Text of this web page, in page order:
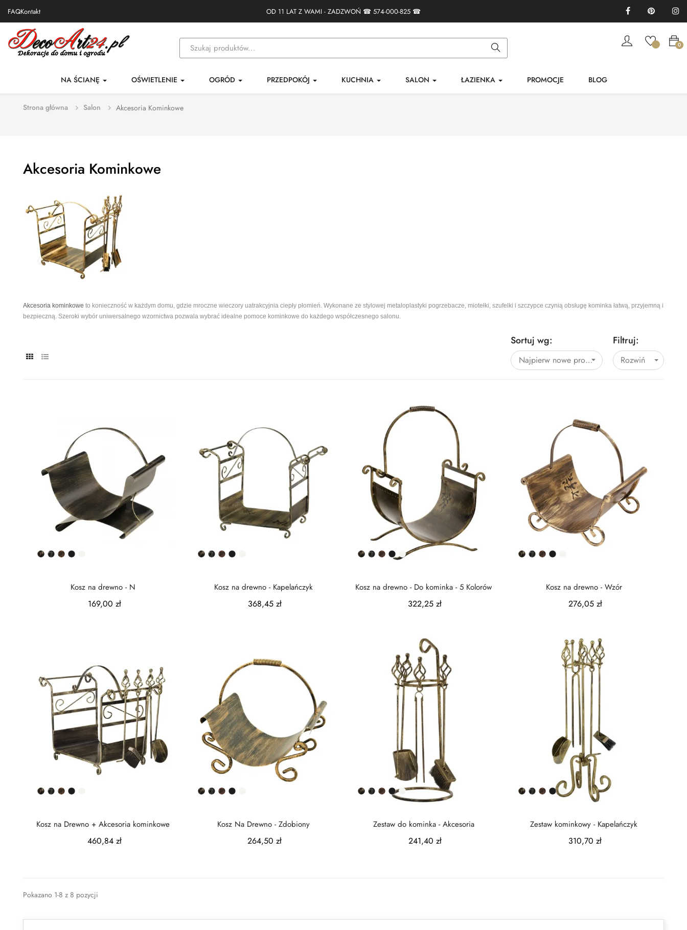
FAQKontakt OD 11 LAT Z WAMI - ZADZWOŃ ☎ 574-000-825 ☎ FacebookPinterest
0
NA ŚCIANĘ OŚWIETLENIE OGRÓD PRZEDPOKÓJ KUCHNIA SALON ŁAZIENKA PROMOCJE BLOG
Strona główna Salon Akcesoria Kominkowe
Akcesoria Kominkowe
Akcesoria kominkowe to konieczność w każdym domu, gdzie mroczne wieczory uatrakcyjnia ciepły płomień. Wykonane ze stylowej metaloplastyki pogrzebacze, miotełki, szufelki i szczypce czynią obsługę kominka łatwą, przyjemną i
bezpieczną. Szeroki wybór uniwersalnego wzornictwa pozwala wybrać idealne pomoce kominkowe do każdego współczesnego salonu.
Sortuj wg:
Najpierw nowe produkty

Filtruj:
Rozwiń
ZłotaSrebrnaMiedziana
Czarny
Kosz na drewno - N
169,00 zł
ZłotaSrebrnaMiedziana
Czarny
Kosz na drewno - Kapelańczyk
368,45 zł
ZłotaSrebrna
Miedziana
Czarny
Biały
Kosz na drewno - Do kominka - 5 Kolorów
322,25 zł
ZłotaSrebrnaMiedziana
Czarny
Kosz na drewno - Wzór
276,05 zł
ZłotaSrebrnaMiedziana
Czarny
Kosz na Drewno + Akcesoria kominkowe
460,84 zł
ZłotaSrebrnaMiedziana
Czarny
Kosz Na Drewno - Zdobiony
264,50 zł
ZłotaSrebrna
Miedziana
Czarny
półmat
Biały
Zestaw do kominka - Akcesoria
241,40 zł
ZłotaSrebrna
Miedziana
Czarny
Biały
Zestaw kominkowy - Kapelańczyk
310,70 zł
Pokazano 1-8 z 8 pozycji